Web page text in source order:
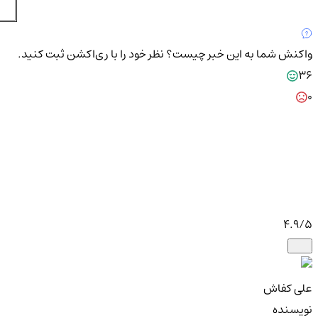
واکنش شما به این خبر چیست؟نظر خود را با ری‌اکشن ثبت کنید.
36
0
4.9/5
علی کفاش
نویسنده